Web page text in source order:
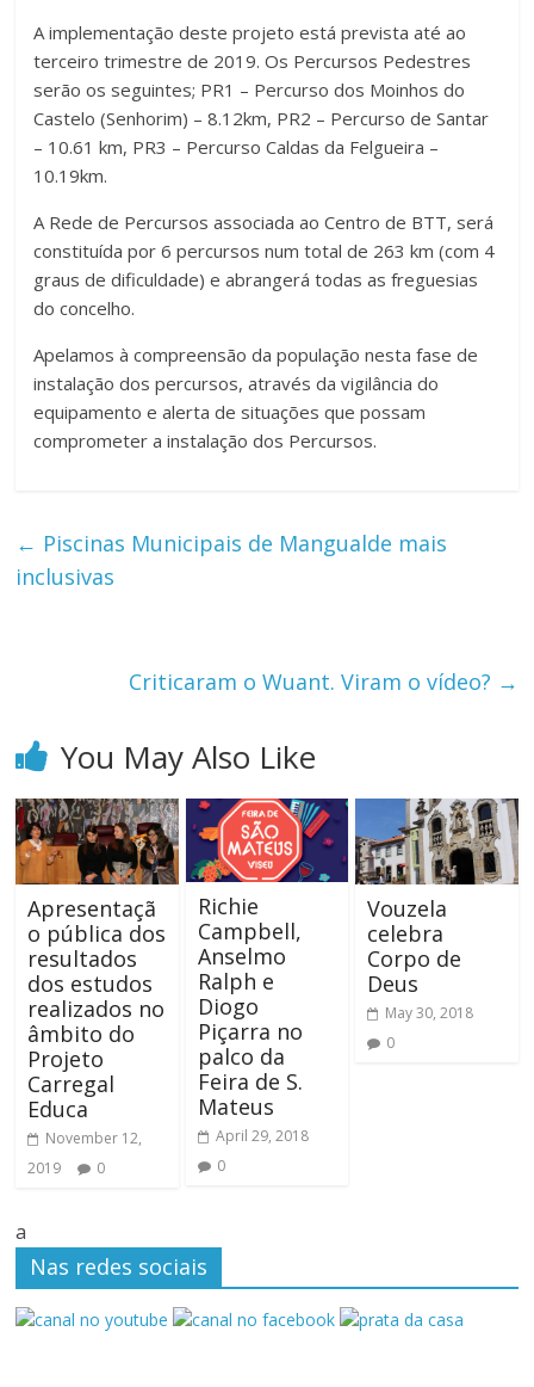
A implementação deste projeto está prevista até ao
terceiro trimestre de 2019. Os Percursos Pedestres
serão os seguintes; PR1 – Percurso dos Moinhos do
Castelo (Senhorim) – 8.12km, PR2 – Percurso de Santar
– 10.61 km, PR3 – Percurso Caldas da Felgueira –
10.19km.
A Rede de Percursos associada ao Centro de BTT, será
constituída por 6 percursos num total de 263 km (com 4
graus de dificuldade) e abrangerá todas as freguesias
do concelho.
Apelamos à compreensão da população nesta fase de
instalação dos percursos, através da vigilância do
equipamento e alerta de situações que possam
comprometer a instalação dos Percursos.
← Piscinas Municipais de Mangualde mais
inclusivas
Criticaram o Wuant. Viram o vídeo? →
You May Also Like
Apresentaçã
o pública dos
resultados
dos estudos
realizados no
âmbito do
Projeto
Carregal
Educa
November 12,
2019
0
Richie
Campbell,
Anselmo
Ralph e
Diogo
Piçarra no
palco da
Feira de S.
Mateus
April 29, 2018
0
Vouzela
celebra
Corpo de
Deus
May 30, 2018
0
a
Nas redes sociais